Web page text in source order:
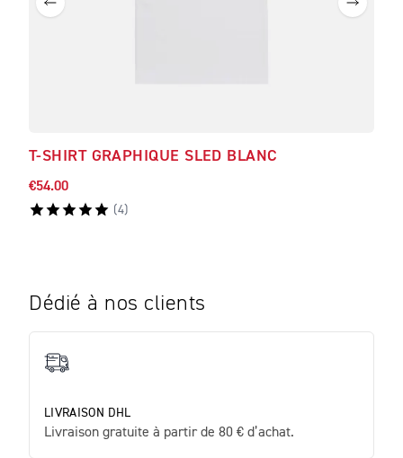
T-SHIRT GRAPHIQUE SLED BLANC
€54.00
(4)
Dédié à nos clients
LIVRAISON DHL
Livraison gratuite à partir de 80 € d’achat.